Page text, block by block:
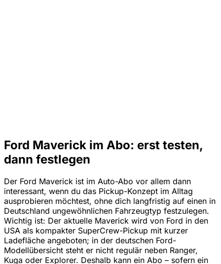
Ford Maverick im Abo: erst testen,
dann festlegen
Der Ford Maverick ist im Auto-Abo vor allem dann
interessant, wenn du das Pickup-Konzept im Alltag
ausprobieren möchtest, ohne dich langfristig auf einen in
Deutschland ungewöhnlichen Fahrzeugtyp festzulegen.
Wichtig ist: Der aktuelle Maverick wird von Ford in den
USA als kompakter SuperCrew-Pickup mit kurzer
Ladefläche angeboten; in der deutschen Ford-
Modellübersicht steht er nicht regulär neben Ranger,
Kuga oder Explorer. Deshalb kann ein Abo – sofern ein